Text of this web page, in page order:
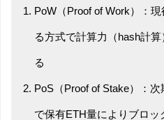
PoW（Proof of Work）：
る方式で計算力（hash計
る
PoS（Proof of Stake）：
で保有ETH量によりブロッ